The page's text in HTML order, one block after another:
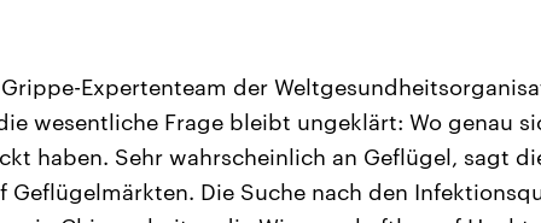
Expertenteam der
wesentliche Frage bleibt ungeklärt: Wo genau
haben. Sehr wahrscheinlich an Geflügel, sagt
Geflügelmärkten. Die Suche nach den